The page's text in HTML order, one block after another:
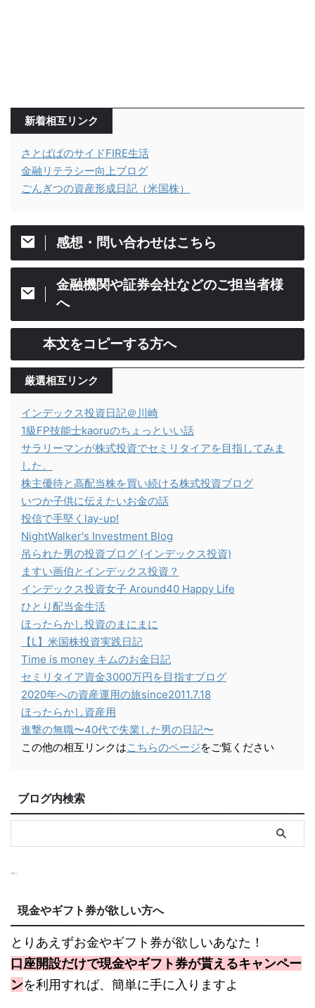
新着相互リンク
さとぱぱのサイドFIRE生活
金融リテラシー向上ブログ
ごんぎつの資産形成日記（米国株）
感想・問い合わせはこちら
金融機関や証券会社などのご担当者様
へ
本文をコピーする方へ
厳選相互リンク
インデックス投資日記＠川崎
1級FP技能士kaoruのちょっといい話
サラリーマンが株式投資でセミリタイアを目指してみま
した。
株主優待と高配当株を買い続ける株式投資ブログ
いつか子供に伝えたいお金の話
投信で手堅くlay-up!
NightWalker's Investment Blog
吊られた男の投資ブログ (インデックス投資)
ますい画伯とインデックス投資？
インデックス投資女子 Around40 Happy Life
ひとり配当金生活
ほったらかし投資のまにまに
【L】米国株投資実践日記
Time is money キムのお金日記
セミリタイア資金3000万円を目指すブログ
2020年への資産運用の旅since2011.7.18
ほったらかし資産用
進撃の無職〜40代で失業した男の日記〜
この他の相互リンクはこちらのページをご覧ください
ブログ内検索
現金やギフト券が欲しい方へ
とりあえずお金やギフト券が欲しいあなた！
口座開設だけで現金やギフト券が貰えるキャンペー
ンを利用すれば、簡単に手に入りますよ